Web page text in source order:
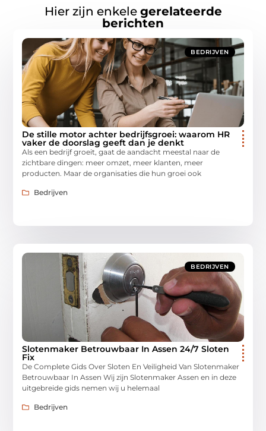
Hier zijn enkele gerelateerde
berichten
BEDRIJVEN
De stille motor achter bedrijfsgroei: waarom HR
vaker de doorslag geeft dan je denkt
Als een bedrijf groeit, gaat de aandacht meestal naar de
zichtbare dingen: meer omzet, meer klanten, meer
producten. Maar de organisaties die hun groei ook
Bedrijven
BEDRIJVEN
Slotenmaker Betrouwbaar In Assen 24/7 Sloten
Fix
De Complete Gids Over Sloten En Veiligheid Van Slotenmaker
Betrouwbaar In Assen Wij zijn Slotenmaker Assen en in deze
uitgebreide gids nemen wij u helemaal
Bedrijven